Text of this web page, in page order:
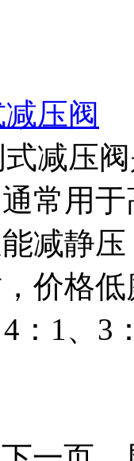
压阀
减压
常用
减静
价格
：1、3